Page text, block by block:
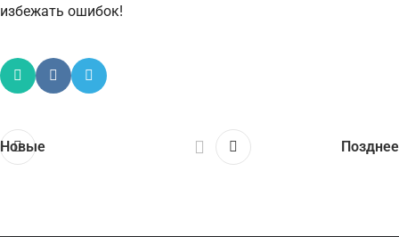
избежать ошибок!
Новые Позднее